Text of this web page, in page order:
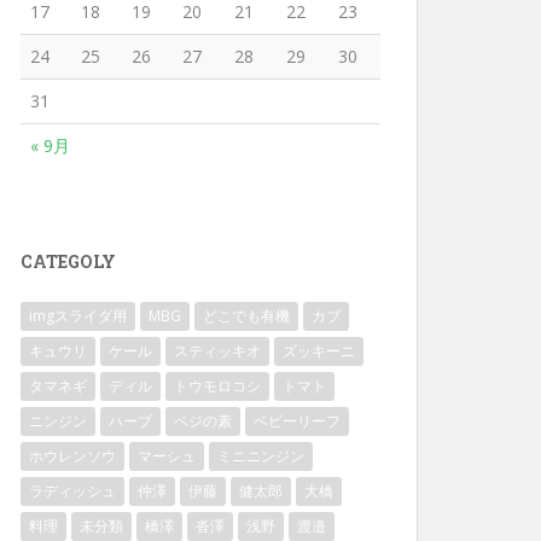
« 9月
17 18 19 20 21 22
23
24
25 26 27 28 29
30
31
CATEGOLY
imgスライダ用 MBG どこでも有機
カブ
キュウリ
ケール スティッキオ
ズッキーニ
タマネギ
ディル トウモロコシ
トマト
ニンジン
ハーブ ベジの素
ベビーリーフ
ホウレンソウ
マーシュ
ミニニンジン
ラディッシュ
仲澤 伊藤 健太郎
大橋
料理
未分類 橋澤 沓澤 浅野 渡邉